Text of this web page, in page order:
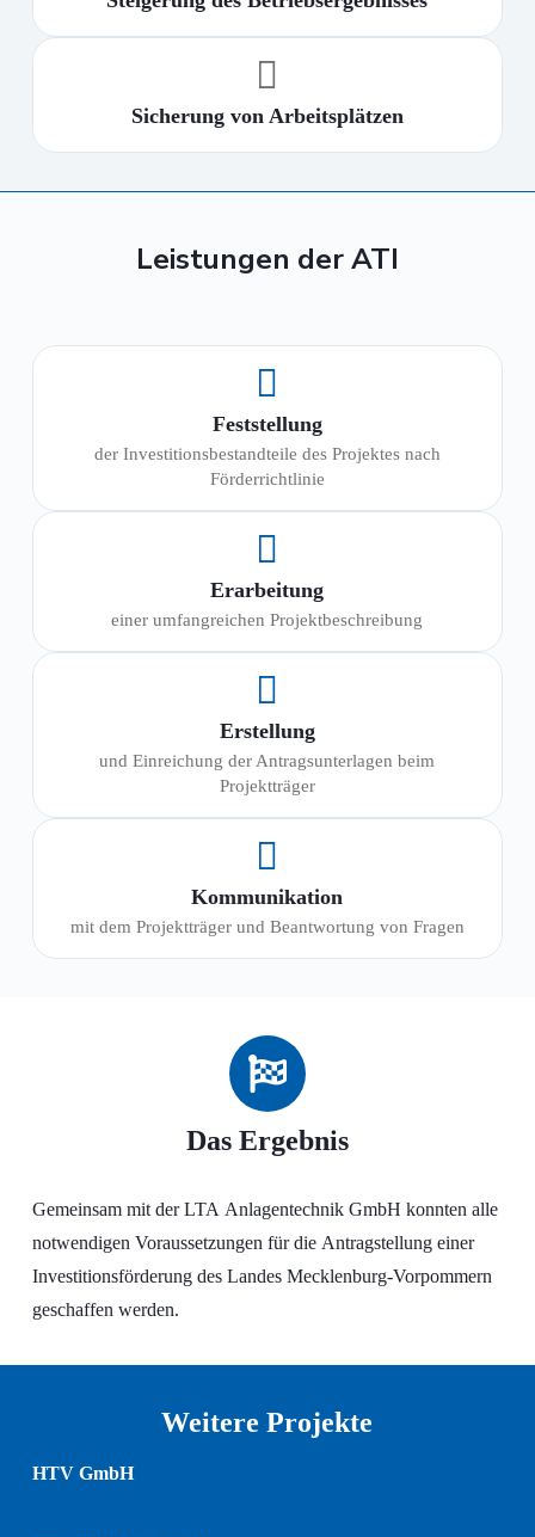
Sicherung von Arbeitsplätzen
Leistungen der ATI
Feststellung
der Investitionsbestandteile des Projektes nach
Förderrichtlinie
Erarbeitung
einer umfangreichen Projektbeschreibung
Erstellung
und Einreichung der Antragsunterlagen beim
Projektträger
Kommunikation
mit dem Projektträger und Beantwortung von Fragen
Das Ergebnis
Gemeinsam mit der LTA Anlagentechnik GmbH konnten alle
notwendigen Voraussetzungen für die Antragstellung einer
Investitionsförderung des Landes Mecklenburg-Vorpommern
geschaffen werden.
Weitere Projekte
HTV GmbH